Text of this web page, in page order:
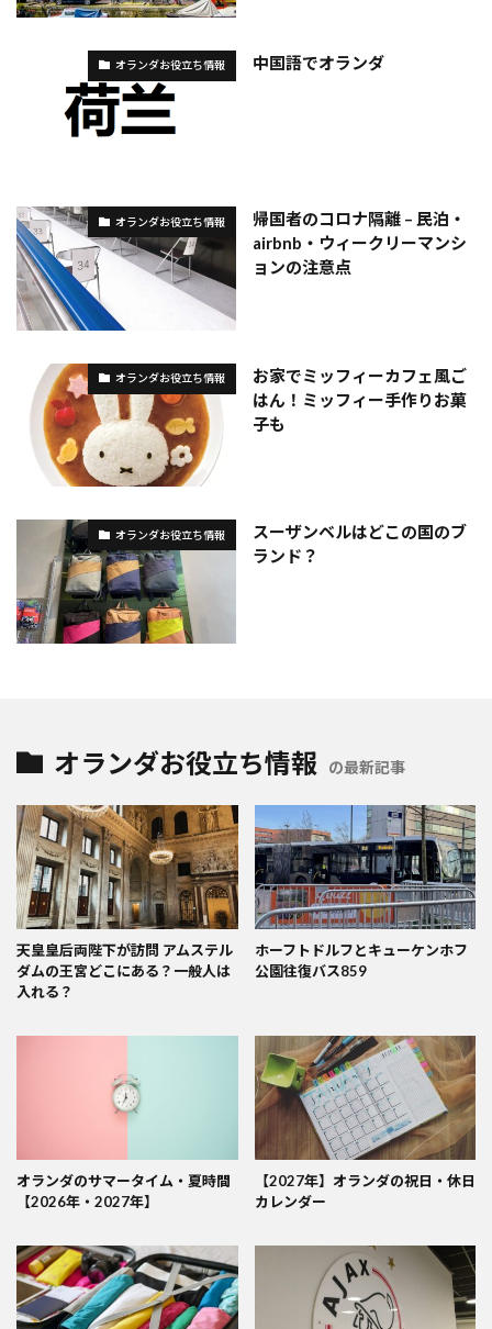
オランダお役立ち情報 中国語でオランダ
オランダお役立ち情報
帰国者のコロナ隔離 – 民泊・
airbnb・ウィークリーマンシ
ョンの注意点
オランダお役立ち情報
お家でミッフィーカフェ風ご
はん！ミッフィー手作りお菓
子も
オランダお役立ち情報
スーザンベルはどこの国のブ
ランド？
オランダお役立ち情報 の最新記事
天皇皇后両陛下が訪問 アムステル
ダムの王宮どこにある？一般人は
入れる？
ホーフトドルフとキューケンホフ
公園往復バス859
オランダのサマータイム・夏時間
【2026年・2027年】
【2027年】オランダの祝日・休日
カレンダー